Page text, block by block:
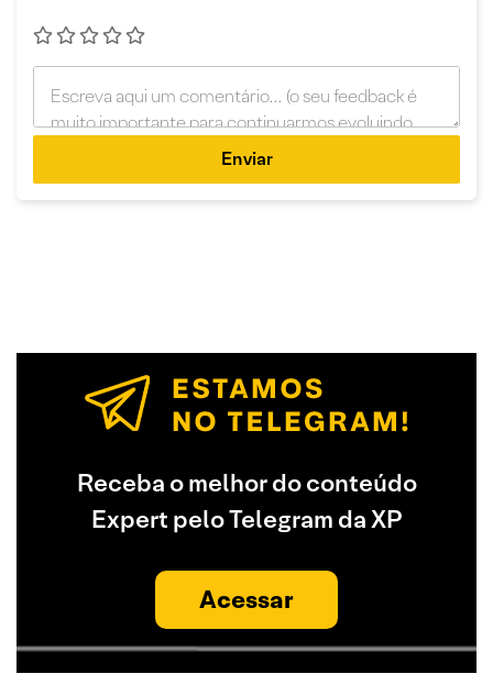
Enviar
Receba o melhor do conteúdo
Expert pelo Telegram da XP
Acessar